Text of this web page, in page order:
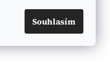
Souhlasím